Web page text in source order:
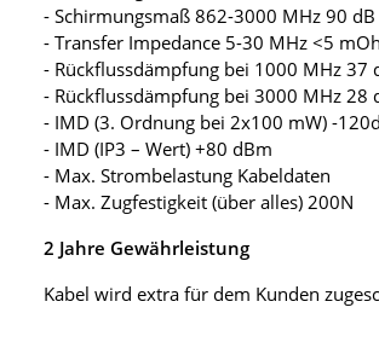
- Schirmungsmaß 862-3000 MHz 90 dB
- Transfer Impedance 5-30 MHz <5
- Rückflussdämpfung bei 1000 MHz 37
- Rückflussdämpfung bei 3000 MHz 28
- IMD (3. Ordnung bei 2x100 mW) -
- IMD (IP3 – Wert) +80 dBm
- Max. Strombelastung Kabeldaten
- Max. Zugfestigkeit (über alles) 200N
2 Jahre Gewährleistung
Kabel wird extra für dem Kunden